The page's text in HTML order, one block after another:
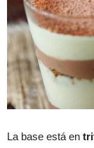
La base está en